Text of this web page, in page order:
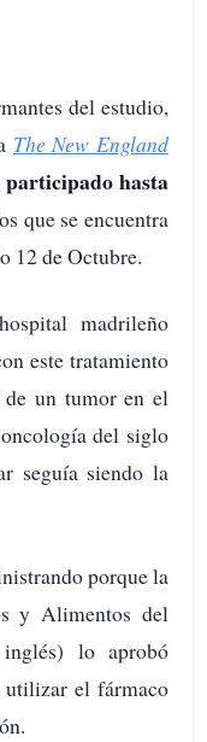
del estudio,
The New England
participado hasta
que se encuentra
12 de Octubre.
madrileño
este tratamiento
un tumor en el
del siglo
seguía siendo la
porque la
y Alimentos del
lo aprobó
utilizar el fármaco